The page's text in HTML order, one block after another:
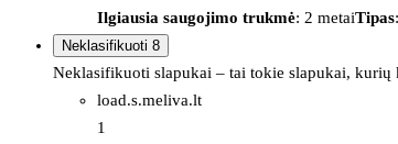
Ilgiausia saugojimo trukmė: 2 metaiTipas
Neklasifikuoti 8
Neklasifikuoti slapukai – tai tokie slapukai,
load.s.meliva.lt
1